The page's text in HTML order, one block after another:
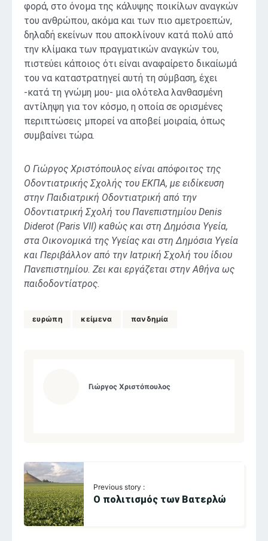
φορά, στο όνομα της κάλυψης ποικίλων αναγκών
του ανθρώπου, ακόμα και των πιο αμετροεπών,
δηλαδή εκείνων που αποκλίνουν κατά πολύ από
την κλίμακα των πραγματικών αναγκών του,
πιστεύει κάποιος ότι είναι αναφαίρετο δικαίωμά
του να καταστρατηγεί αυτή τη σύμβαση, έχει
-κατά τη γνώμη μου- μια ολότελα λανθασμένη
αντίληψη για τον κόσμο, η οποία σε ορισμένες
περιπτώσεις μπορεί να αποβεί μοιραία, όπως
συμβαίνει τώρα.
Ο Γιώργος Χριστόπουλος είναι απόφοιτος της
Οδοντιατρικής Σχολής του ΕΚΠΑ, με ειδίκευση
στην Παιδιατρική Οδοντιατρική από την
Οδοντιατρική Σχολή του Πανεπιστημίου Denis
Diderot (Paris VII) καθώς και στη Δημόσια Υγεία,
στα Οικονομικά της Υγείας και στη Δημόσια Υγεία
και Περιβάλλον από την Ιατρική Σχολή του ίδιου
Πανεπιστημίου. Ζει και εργάζεται στην Αθήνα ως
παιδοδοντίατρος.
ευρώπη κείμενα πανδημία
Γιώργος Χριστόπουλος
Previous story :
Ο πολιτισμός των Βατερλώ